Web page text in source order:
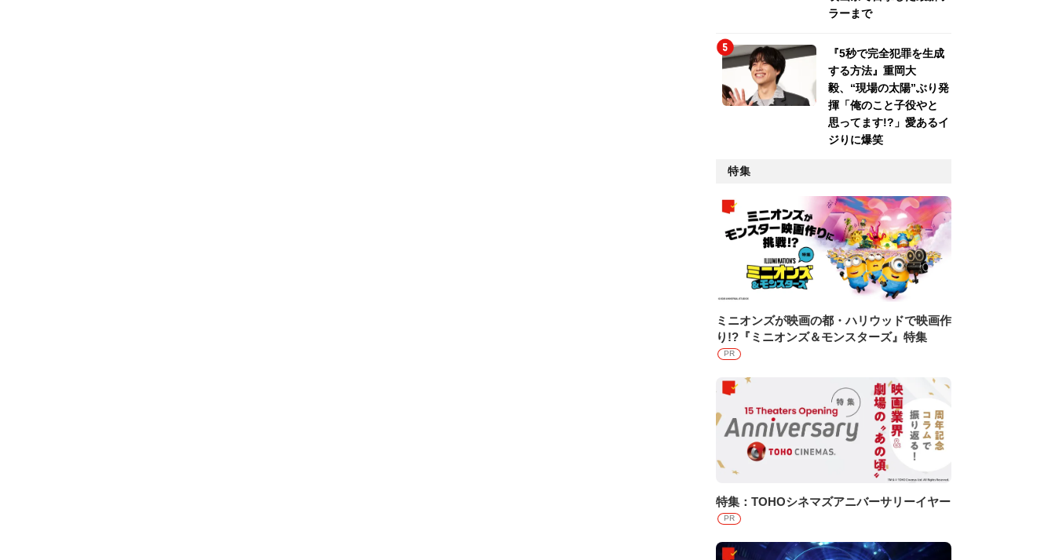
ラーまで
『5秒で完全犯罪を生成
する方法』重岡大
毅、“現場の太陽”ぶり発
揮「俺のこと子役やと
思ってます!?」愛あるイ
ジりに爆笑
特集
ミニオンズが映画の都・ハリウッドで映画作
り!?『ミニオンズ＆モンスターズ』特集
PR
特集：TOHOシネマズアニバーサリーイヤー
PR